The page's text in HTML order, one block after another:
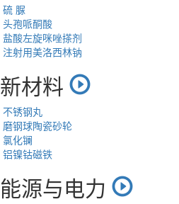
硫 脲
头孢哌酮酸
盐酸左旋咪唑搽剂
注射用美洛西林钠
新材料
不锈钢丸
磨钢球陶瓷砂轮
氯化镧
铝镍钴磁铁
能源与电力